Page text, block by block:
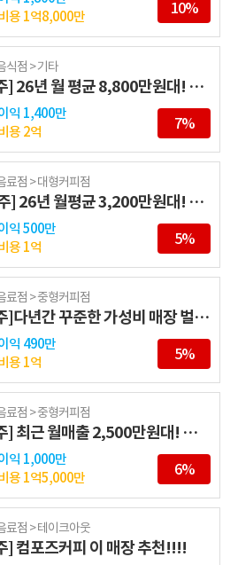
용 1억8,000만 10%
식점 > 기타
[광주] 26년 월 평균 8,800만원대! BHC 프리미엄 매장
익 1,400만
용 2억 7%
료점 > 대형커피점
[광주] 26년 월평균 3,200만원대! 투썸플레이스 양도양수
익 500만
용 1억 5%
료점 > 중형커피점
[광주]다년간 꾸준한 가성비 매장 벌크커피
익 490만
용 1억 5%
료점 > 중형커피점
[광주] 최근 월매출 2,500만원대! 텐퍼센트커피
익 1,000만
용 1억5,000만 6%
료점 > 테이크아웃
] 컴포즈커피 이 매장 추천!!!!